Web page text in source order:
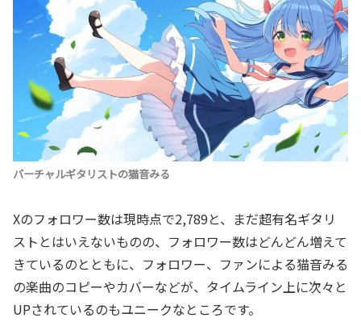
バーチャルギタリストの猫音みる
Xのフォロワー数は現時点で2,789と、まだ超有名ギタリ
ストとはいえないものの、フォロワー数はどんどん増えて
きているのとともに、フォロワー、ファンによる猫音みる
の楽曲のコピーやカバーなどが、タイムライン上に次々と
UPされているのもユニークなところです。